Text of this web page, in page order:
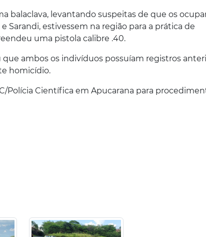
balaclava, levantando suspeitas de que os
Sarandi, estivessem na região para a prática de
uma pistola calibre .40.
ambos os indivíduos possuíam registros
homicídio.
Polícia Científica em Apucarana para